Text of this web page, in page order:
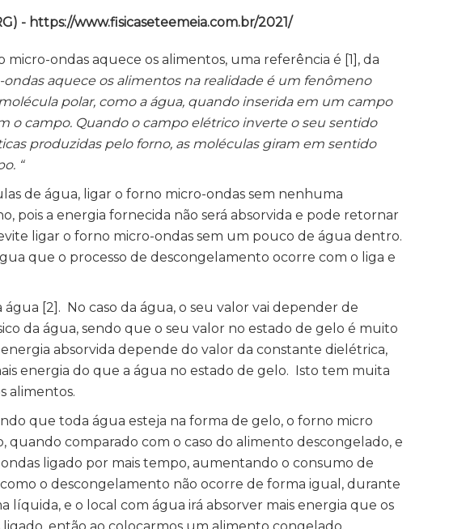
- https://www.fisicaseteemeia.com.br/2021/
ondas aquece os alimentos, uma referência é [1], da
ondas aquece os alimentos na realidade é um fenômeno
polar, como a água, quando inserida em um campo
o campo. Quando o campo elétrico inverte o seu sentido
produzidas pelo forno, as moléculas giram em sentido
“
de água, ligar o forno micro-ondas sem nenhuma
pois a energia fornecida não será absorvida e pode retornar
ligar o forno micro-ondas sem um pouco de água dentro.
que o processo de descongelamento ocorre com o liga e
[2]. No caso da água, o seu valor vai depender de
da água, sendo que o seu valor no estado de gelo é muito
absorvida depende do valor da constante dielétrica,
energia do que a água no estado de gelo. Isto tem muita
alimentos.
que toda água esteja na forma de gelo, o forno micro
comparado com o caso do alimento descongelado, e
ligado por mais tempo, aumentando o consumo de
o descongelamento não ocorre de forma igual, durante
e o local com água irá absorver mais energia que os